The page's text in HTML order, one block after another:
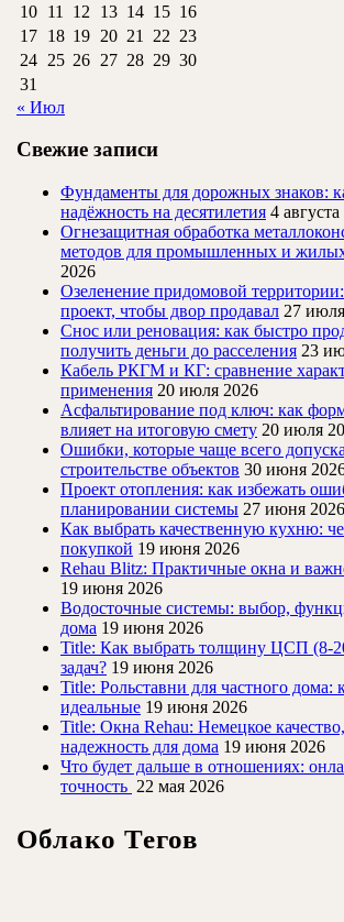
10 11 12 13 14 15 16
17 18 19 20 21 22 23
24 25 26 27 28 29 30
31
« Июл
Свежие записи
Фундаменты для дорожных знаков:
надёжность на десятилетия 4
Огнезащитная обработка
методов для промышленных и
2026
Озеленение придомовой
проект, чтобы двор продавал 27
Снос или реновация: как быстро
получить деньги до расселения 23
Кабель РКГМ и КГ: сравнение
применения 20 июля 2026
Асфальтирование под ключ: как
влияет на итоговую смету 20 июля
Ошибки, которые чаще всего
строительстве объектов 30 июня
Проект отопления: как избежать
планировании системы 27 июня 2026
Как выбрать качественную кухню:
покупкой 19 июня 2026
Rehau Blitz: Практичные окна и
19 июня 2026
Водосточные системы: выбор,
дома 19 июня 2026
Title: Как выбрать толщину ЦСП (8-
задач? 19 июня 2026
Title: Рольставни для частного дома:
идеальные 19 июня 2026
Title: Окна Rehau: Немецкое
надежность для дома 19 июня 2026
Что будет дальше в отношениях:
точность 22 мая 2026
Облако Тегов